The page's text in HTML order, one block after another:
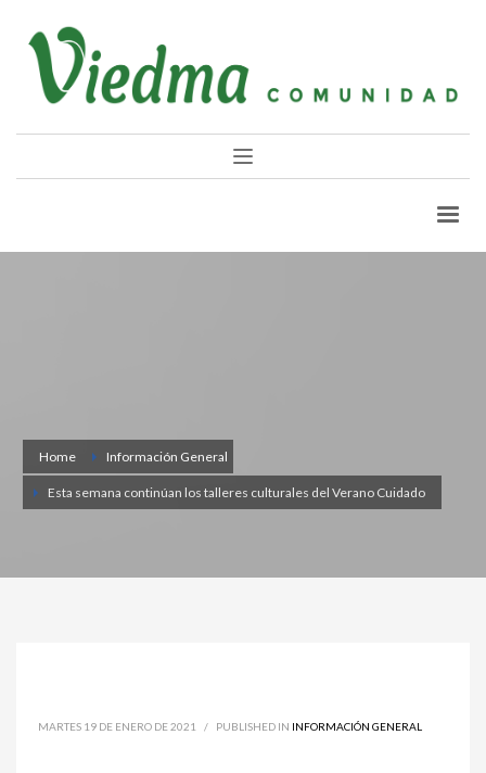
Home Información General
Esta semana continúan los talleres culturales del Verano Cuidado
MARTES 19 DE ENERO DE 2021 / PUBLISHED IN INFORMACIÓN GENERAL